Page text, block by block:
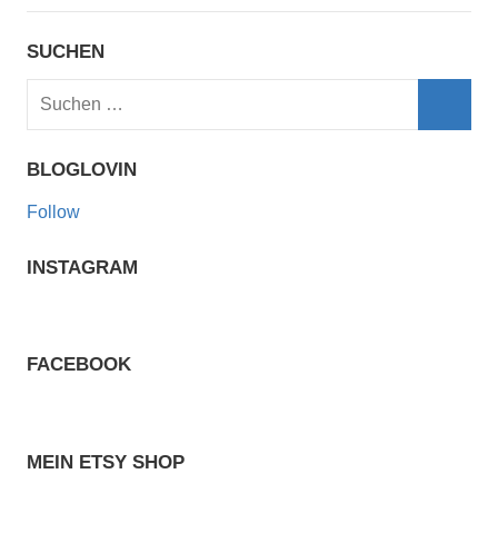
SUCHEN
Suchen
BLOGLOVIN
Follow
INSTAGRAM
FACEBOOK
MEIN ETSY SHOP